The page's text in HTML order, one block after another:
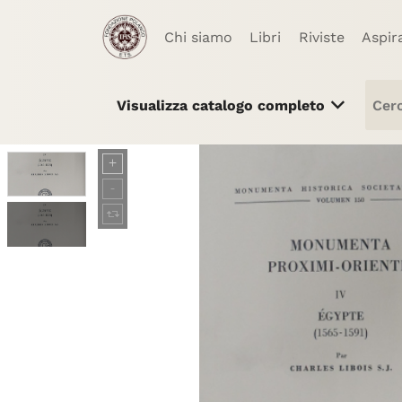
Chi siamo Libri Riviste
Visualizza catalogo completo